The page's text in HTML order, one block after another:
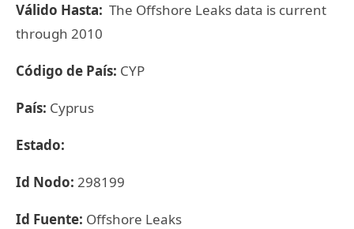
Válido Hasta: The Offshore Leaks data is current
through 2010
Código de País: CYP
País: Cyprus
Estado:
Id Nodo: 298199
Id Fuente: Offshore Leaks